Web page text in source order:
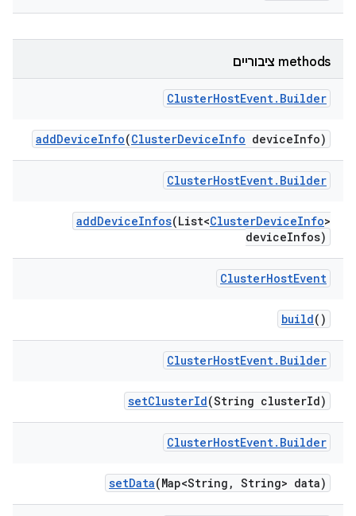
‫methods ציבוריים
ClusterHostEvent. Builder
addDeviceInfo(ClusterDeviceInfo deviceInfo)
ClusterHostEvent. Builder
addDeviceInfos(List<ClusterDeviceInfo>
deviceInfos)
ClusterHostEvent
build()
ClusterHostEvent. Builder
setClusterId(String clusterId)
ClusterHostEvent. Builder
setData(Map<String , String> data)